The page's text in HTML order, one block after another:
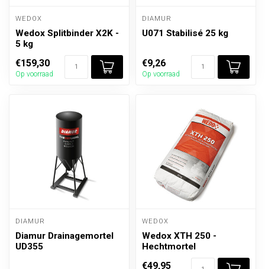
WEDOX
Wedox Splitbinder X2K -
5 kg
€159,30
Op voorraad
DIAMUR
U071 Stabilisé 25 kg
€9,26
Op voorraad
DIAMUR
Diamur Drainagemortel
UD355
WEDOX
Wedox XTH 250 -
Hechtmortel
€49,95